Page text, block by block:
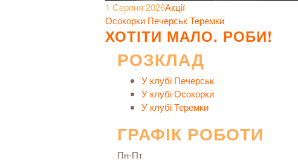
1 Серпня 2026Акції
Осокорки Печерськ Теремки
ХОТІТИ МАЛО. РОБИ!
РОЗКЛАД
У клубі Печерськ
У клубі Осокорки
У клубі Теремки
ГРАФІК РОБОТИ
Пн-Пт